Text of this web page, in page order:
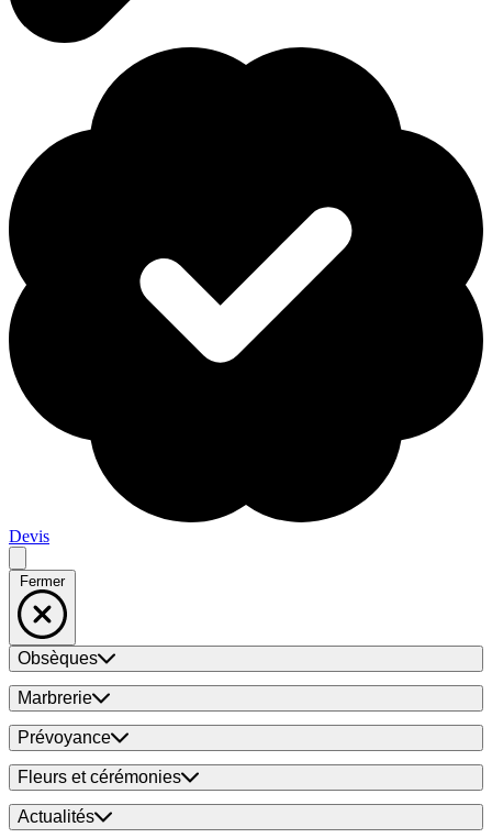
Devis
Fermer
Obsèques
Marbrerie
Prévoyance
Fleurs et cérémonies
Actualités